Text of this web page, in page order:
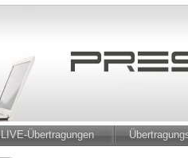
LIVE-Übertragungen